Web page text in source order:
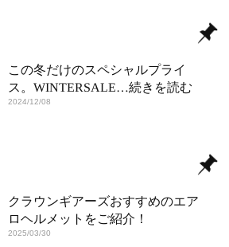
この冬だけのスペシャルプライ
ス。WINTERSALE…続きを読む
2024/12/08
クラウンギアーズおすすめのエア
ロヘルメットをご紹介！
2025/03/30